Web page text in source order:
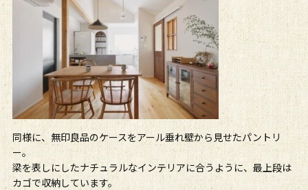
同様に、無印良品のケースをアール垂れ壁から見せたパントリ
ー。
梁を表しにしたナチュラルなインテリアに合うように、最上段は
カゴで収納しています。